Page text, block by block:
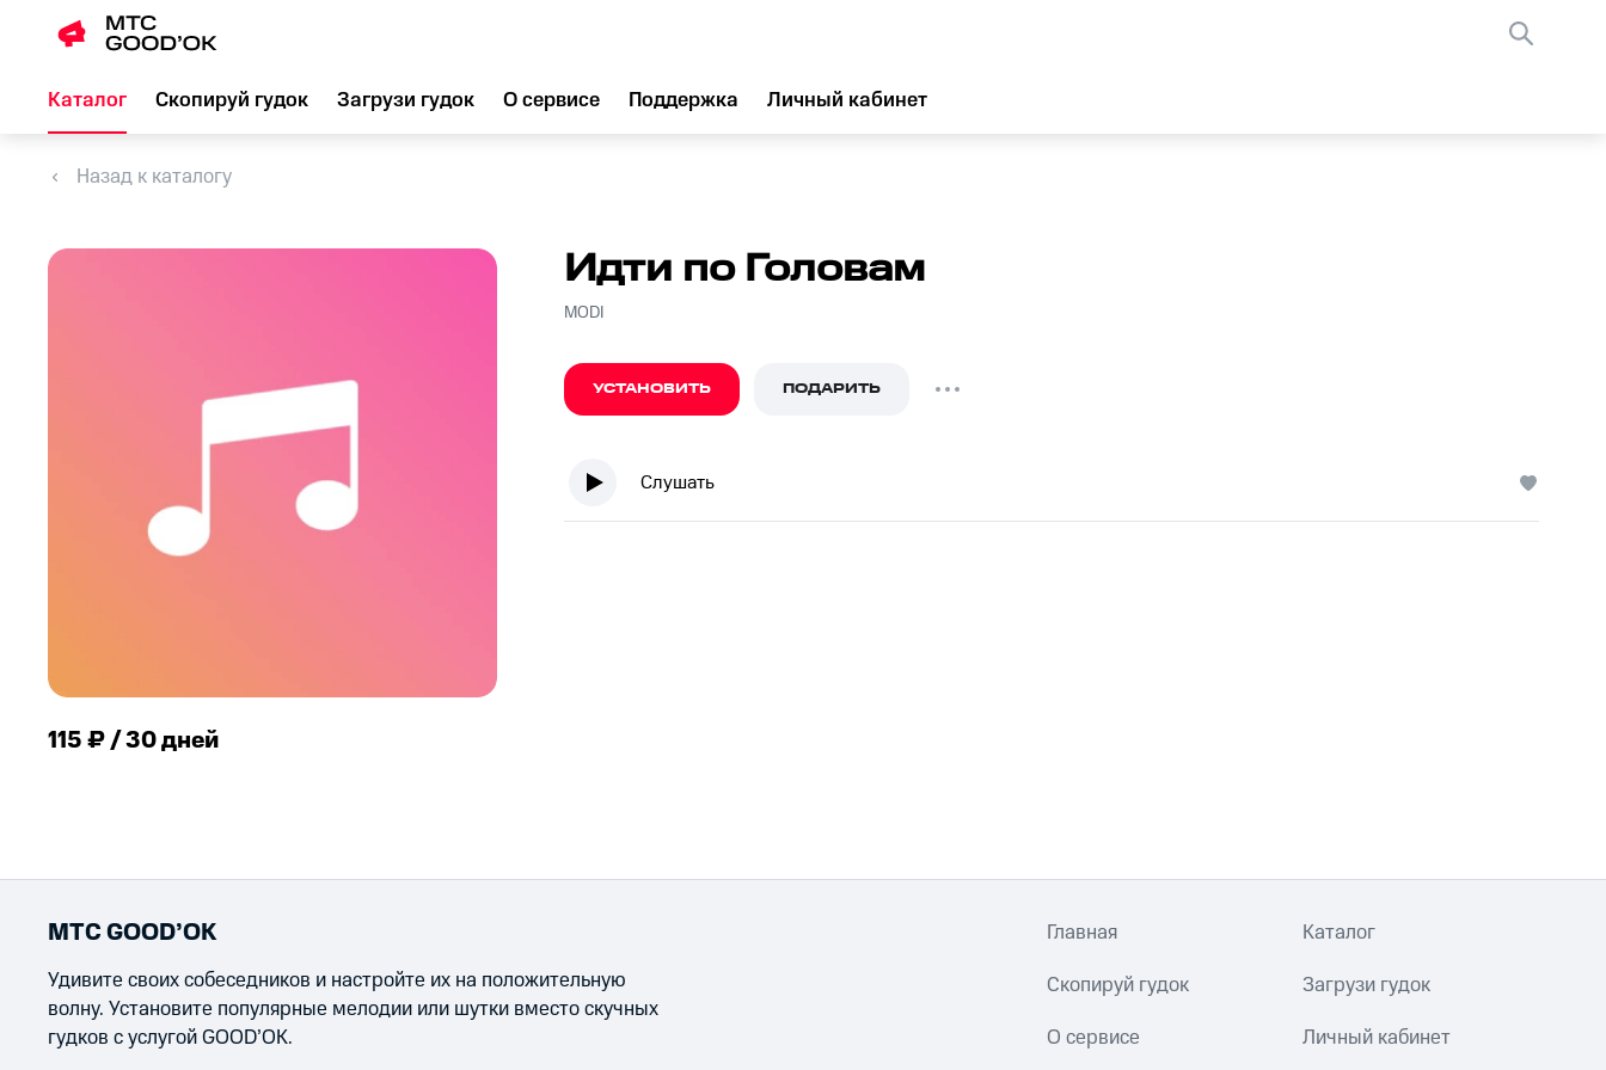
Каталог Скопируй гудок Загрузи гудок О сервисе Поддержка Личный кабинет
Назад к каталогу
115 ₽ / 30 дней
Идти по Головам
MODI
УСТАНОВИТЬ ПОДАРИТЬ
Слушать
МТС GOOD’OK
Удивите своих собеседников и настройте их на положительную
волну. Установите популярные мелодии или шутки вместо скучных
гудков с услугой GOOD’OK.
Главная Каталог
Скопируй гудок Загрузи гудок
О сервисе Личный кабинет